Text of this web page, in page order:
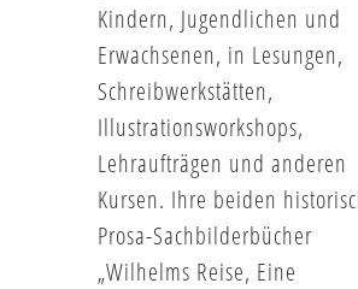
Kindern, Jugendlichen und
Erwachsenen, in Lesungen,
Schreibwerkstätten,
Illustrationsworkshops,
Lehraufträgen und anderen
Kursen. Ihre beiden
Prosa-Sachbilderbücher
„Wilhelms Reise, Eine